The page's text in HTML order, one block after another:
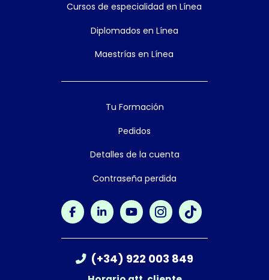
Cursos de especialidad en Línea
Diplomados en Línea
Maestrías en Línea
Tu Formación
Pedidos
Detalles de la cuenta
Contraseña perdida
(+34) 922 003 849